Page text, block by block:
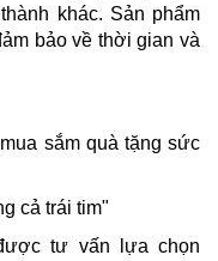
khác. Sản phẩm
bảo về thời gian và
sắm quà tặng sức
cả trái tim"
tư vấn lựa chọn